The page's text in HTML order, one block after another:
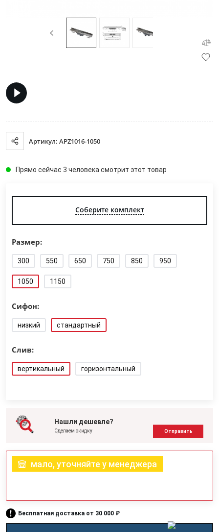
Артикул: APZ1016-1050
Прямо сейчас 3 человека смотрит этот товар
Соберите комплект
Размер:
300 550 650 750 850 950
1050 1150
Сифон:
низкий стандартный
Слив:
вертикальный горизонтальный
Нашли дешевле?
Сделаем скидку Отправить
мало, уточняйте у менеджера
Бесплатная доставка от 30 000 ₽